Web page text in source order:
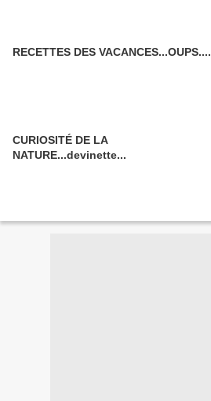
RECETTES DES VACANCES...OUPS....
CURIOSITÉ DE LA
NATURE...devinette...